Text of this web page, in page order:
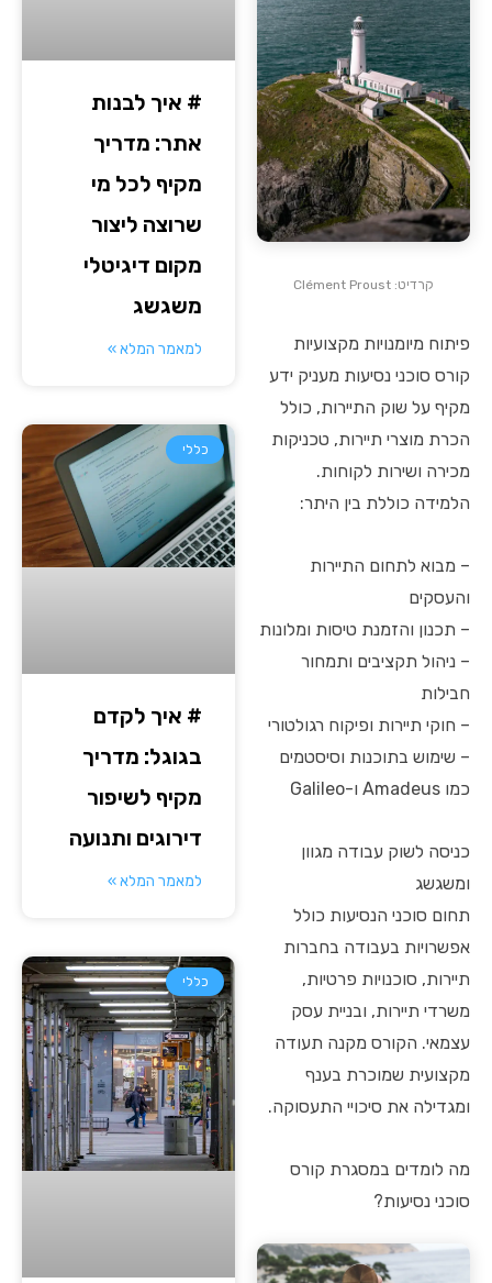
קרדיט: Clément Proust
פיתוח מיומנויות מקצועיות
קורס סוכני נסיעות מעניק ידע
מקיף על שוק התיירות, כולל
הכרת מוצרי תיירות, טכניקות
מכירה ושירות לקוחות.
הלמידה כוללת בין היתר:
– מבוא לתחום התיירות
והעסקים
– תכנון והזמנת טיסות ומלונות
– ניהול תקציבים ותמחור
חבילות
– חוקי תיירות ופיקוח רגולטורי
– שימוש בתוכנות וסיסטמים
כמו Amadeus ו-Galileo
כניסה לשוק עבודה מגוון
ומשגשג
תחום סוכני הנסיעות כולל
אפשרויות בעבודה בחברות
תיירות, סוכנויות פרטיות,
משרדי תיירות, ובניית עסק
עצמאי. הקורס מקנה תעודה
מקצועית שמוכרת בענף
ומגדילה את סיכויי התעסוקה.
מה לומדים במסגרת קורס
סוכני נסיעות?
# איך לבנות
אתר: מדריך
מקיף לכל מי
שרוצה ליצור
מקום דיגיטלי
משגשג
למאמר המלא »
כללי
# איך לקדם
בגוגל: מדריך
מקיף לשיפור
דירוגים ותנועה
למאמר המלא »
כללי